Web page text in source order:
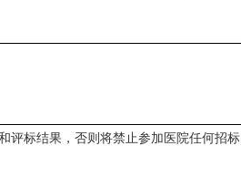
评标结果，否则将禁止参加医院任何招标